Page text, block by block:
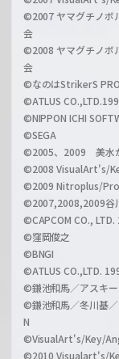
z
©2007 ヤマグチノボ
会
©2008 ヤマグチノボ
会
©なのはStrikerS
©ATLUS
©NIPPON ICHI
©SEGA
©2005、2009 美水
©2008 VisualArt's/
©2009 Nitroplus/
©2007,2008,2009谷
©CAPCOM CO., LTD.
©窪岡俊之
©BNGI
©ATLUS CO.,LTD.
©鎌池和馬／アスキー
©鎌池和馬／冬川基／
N
©VisualArt's/Key/
©2010 Visualart's/